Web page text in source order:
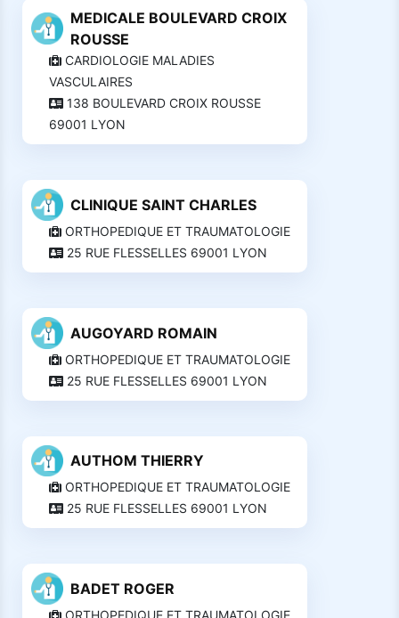
MEDICALE BOULEVARD CROIX
ROUSSE
CARDIOLOGIE MALADIES
VASCULAIRES
138 BOULEVARD CROIX ROUSSE
69001 LYON
CLINIQUE SAINT CHARLES
ORTHOPEDIQUE ET TRAUMATOLOGIE
25 RUE FLESSELLES 69001 LYON
AUGOYARD ROMAIN
ORTHOPEDIQUE ET TRAUMATOLOGIE
25 RUE FLESSELLES 69001 LYON
AUTHOM THIERRY
ORTHOPEDIQUE ET TRAUMATOLOGIE
25 RUE FLESSELLES 69001 LYON
BADET ROGER